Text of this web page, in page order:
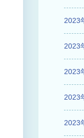
2023
2023
2023
2023
2023